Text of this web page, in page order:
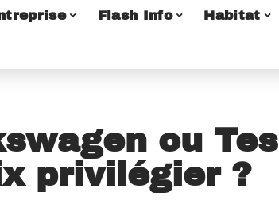
Flash Info Habitat
ou
privilégier ?